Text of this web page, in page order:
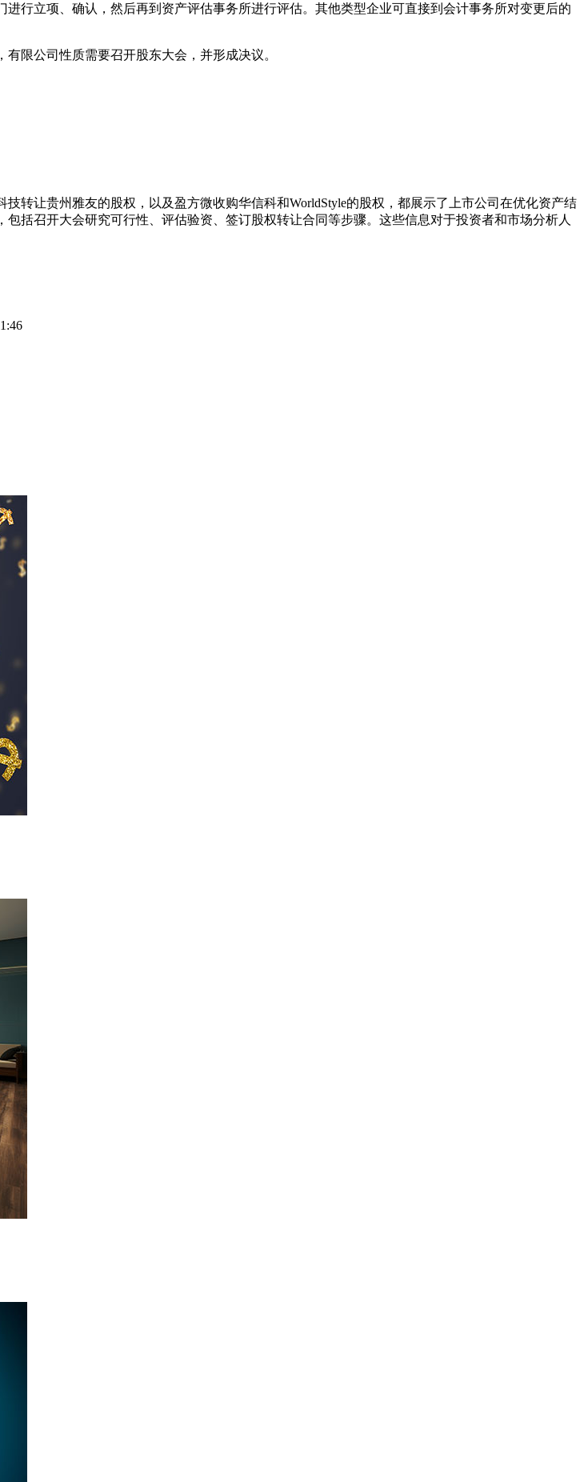
行立项、确认，然后再到资产评估事务所进行评估。其他类型企业可直接到会计事务所对变更后的
限公司性质需要召开股东大会，并形成决议。
转让贵州雅友的股权，以及盈方微收购华信科和WorldStyle的股权，都展示了上市公司在优化资产结
括召开大会研究可行性、评估验资、签订股权转让合同等步骤。这些信息对于投资者和市场分析人